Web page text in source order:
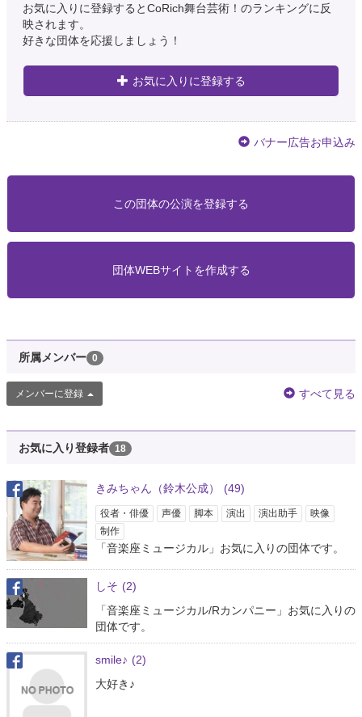
お気に入りに登録するとCoRich舞台芸術！のランキングに反
映されます。
好きな団体を応援しましょう！
お気に入りに登録する
バナー広告お申込み
この団体の公演を登録する
団体WEBサイトを作成する
所属メンバー 0
メンバーに登録 すべて見る
お気に入り登録者 18
きみちゃん（鈴木公成） (49)
役者・俳優 声優 脚本 演出 演出助手
映像
制作
「音楽座ミュージカル」お気に入りの団体です。
しそ (2)
「音楽座ミュージカル/Rカンパニー」お気に入りの
団体です。
smile♪ (2)
大好き♪